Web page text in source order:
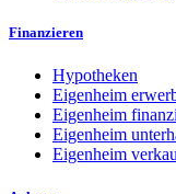
Finanzieren
Hypotheken
Eigenheim
Eigenheim
Eigenheim
Eigenheim